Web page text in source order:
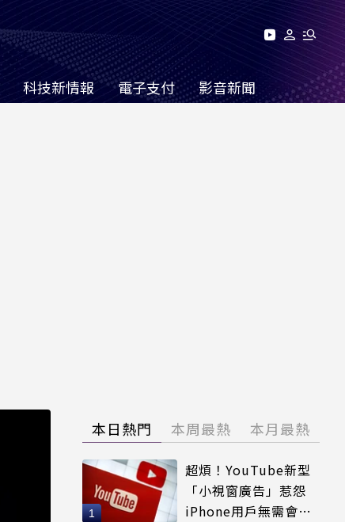
科技新情報 電子支付 影音新聞
本日熱門 本周最熱 本月最熱
超煩！YouTube新型
「小視窗廣告」惹怨
iPhone用戶無需會員